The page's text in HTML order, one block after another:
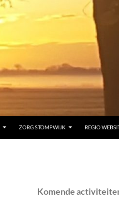
ZORG STOMPWIJK REGIO
Komende